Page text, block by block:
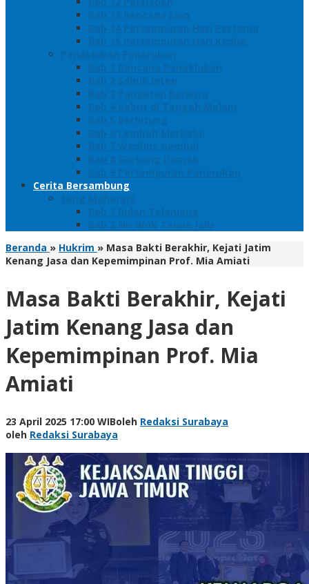
Bab 13 Rencana Lain
Bab 14 Pertempuran Hari Pertama
Bab 15 Pertempuran Hari Kedua
Penaklukan Panarukan
Bab 1 Rencana Penaklukan
Bab 2 Sabuk Inten
Bab 3 Pangeran Benawa
Bab 4 Kabut di Tengah Malam
Bab 5 Berhitung
Bab 6 Lembah Merbabu
Bab 7 Wedhus Gembel
Bab 8 Gerbang Demak
Bab 9 Pertempuran Panarukan
Cerita Bersambung
Sang Maharani
Bab 1 Bulan Telanjang
Bab 2 Nir Wuk Tanpa Jalu
Beranda » Hukrim » Masa Bakti Berakhir, Kejati Jatim
Kenang Jasa dan Kepemimpinan Prof. Mia Amiati
Masa Bakti Berakhir, Kejati
Jatim Kenang Jasa dan
Kepemimpinan Prof. Mia
Amiati
23 April 2025 17:00 WIBoleh Redaksi Surabaya
oleh Redaksi Surabaya